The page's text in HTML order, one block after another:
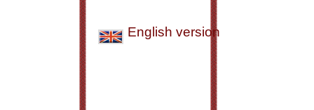
English version